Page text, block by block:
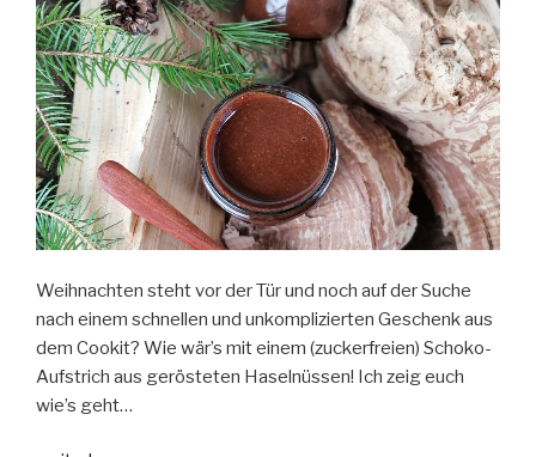
Weihnachten steht vor der Tür und noch auf der Suche
nach einem schnellen und unkomplizierten Geschenk aus
dem Cookit? Wie wär’s mit einem (zuckerfreien) Schoko-
Aufstrich aus gerösteten Haselnüssen! Ich zeig euch
wie’s geht…